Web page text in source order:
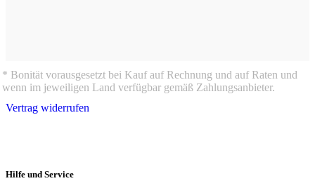
* Bonität vorausgesetzt bei Kauf auf Rechnung und auf Raten und
wenn im jeweiligen Land verfügbar gemäß Zahlungsanbieter.
Vertrag widerrufen
Hilfe und Service